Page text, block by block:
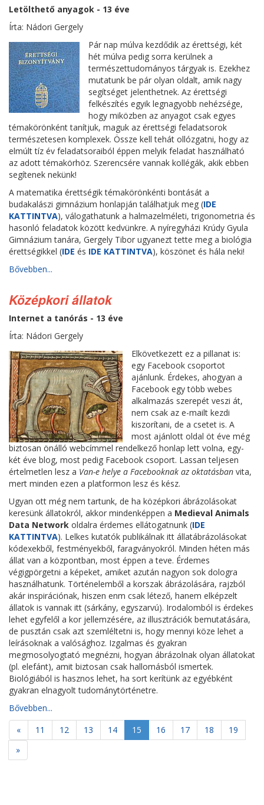
Letölthető anyagok - 13 éve
Írta: Nádori Gergely
Pár nap múlva kezdődik az érettségi, két
hét múlva pedig sorra kerülnek a
természettudományos tárgyak is. Ezekhez
mutatunk be pár olyan oldalt, amik nagy
segítséget jelenthetnek. Az érettségi
felkészítés egyik legnagyobb nehézsége,
hogy miközben az anyagot csak egyes
témakörönként tanítjuk, maguk az érettségi feladatsorok
természetesen komplexek. Össze kell tehát ollózgatni, hogy az
elmúlt tíz év feladatsoraiból éppen melyik feladat használható
az adott témakörhöz. Szerencsére vannak kollégák, akik ebben
segítenek nekünk!
A matematika érettségik témakörönkénti bontását a
budakalászi gimnázium honlapján találhatjuk meg (IDE
KATTINTVA), válogathatunk a halmazelméleti, trigonometria és
hasonló feladatok között kedvünkre. A nyíregyházi Krúdy Gyula
Gimnázium tanára, Gergely Tibor ugyanezt tette meg a biológia
érettségikkel (IDE és IDE KATTINTVA), köszönet és hála neki!
Bővebben...
Középkori állatok
Internet a tanórás - 13 éve
Írta: Nádori Gergely
Elkövetkezett ez a pillanat is:
egy Facebook csoportot
ajánlunk. Érdekes, ahogyan a
Facebook egy több webes
alkalmazás szerepét veszi át,
nem csak az e-mailt kezdi
kiszorítani, de a csetet is. A
most ajánlott oldal öt éve még
biztosan önálló webcímmel rendelkező honlap lett volna, egy-
két éve blog, most pedig Facebook csoport. Lassan teljesen
értelmetlen lesz a Van-e helye a Facebooknak az oktatásban vita,
mert minden ezen a platformon lesz és kész.
Ugyan ott még nem tartunk, de ha középkori ábrázolásokat
keresünk állatokról, akkor mindenképpen a Medieval Animals
Data Network oldalra érdemes ellátogatnunk (IDE
KATTINTVA). Lelkes kutatók publikálnak itt állatábrázolásokat
kódexekből, festményekből, faragványokról. Minden héten más
állat van a központban, most éppen a teve. Érdemes
végigpörgetni a képeket, amiket azután nagyon sok dologra
használhatunk. Történelemből a korszak ábrázolására, rajzból
akár inspirációnak, hiszen enm csak létező, hanem elképzelt
állatok is vannak itt (sárkány, egyszarvú). Irodalomból is érdekes
lehet egyfelől a kor jellemzésére, az illusztrációk bemutatására,
de pusztán csak azt szemléltetni is, hogy mennyi köze lehet a
leírásoknak a valósághoz. Izgalmas és gyakran
megmosolyogtató megnézni, hogyan ábrázolnak olyan állatokat
(pl. elefánt), amit biztosan csak hallomásból ismertek.
Biológiából is hasznos lehet, ha sort kerítünk az egyébként
gyakran elnagyolt tudománytörténetre.
Bővebben...
«
11 12 13 14 15 16 17 18
19
»